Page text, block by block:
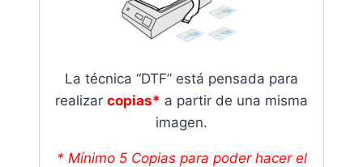
La técnica “DTF” está pensada para
realizar copias* a partir de una misma
imagen.
* Mínimo 5 Copias para poder hacer el